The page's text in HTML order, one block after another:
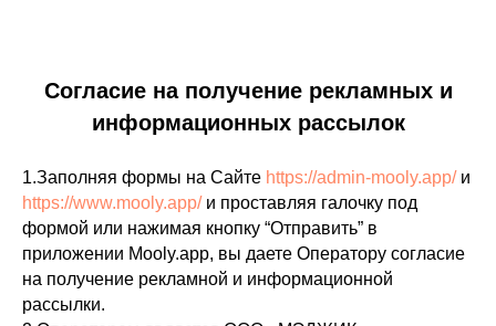
Согласие на получение рекламных и
информационных рассылок
1.Заполняя формы на Сайте https://admin-mooly.app/и
https://www.mooly.app/и проставляя галочку под
формой или нажимая кнопку “Отправить” в
приложении Mooly.app, вы даете Оператору согласие
на получение рекламной и информационной
рассылки.